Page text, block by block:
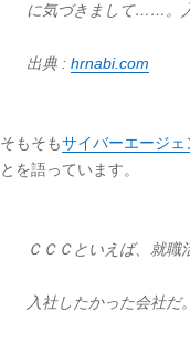
に気づきまして……。
出典 : hrnabi.com
そもそもサイバーエージェ
とを語っています。
ＣＣＣといえば、就職
入社したかった会社だ。